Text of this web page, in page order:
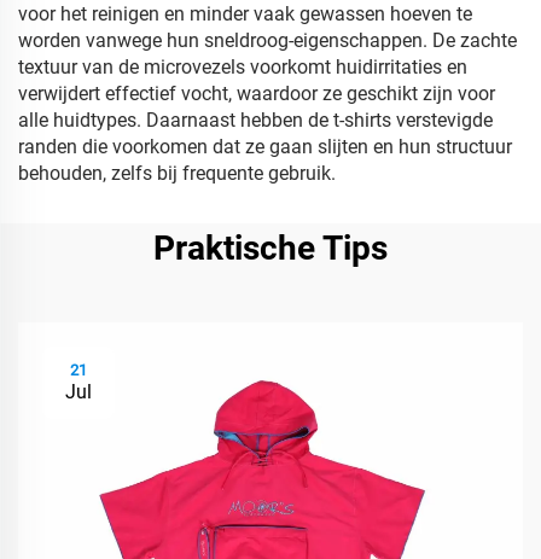
voor het reinigen en minder vaak gewassen hoeven te
worden vanwege hun sneldroog-eigenschappen. De zachte
textuur van de microvezels voorkomt huidirritaties en
verwijdert effectief vocht, waardoor ze geschikt zijn voor
alle huidtypes. Daarnaast hebben de t-shirts verstevigde
randen die voorkomen dat ze gaan slijten en hun structuur
behouden, zelfs bij frequente gebruik.
Praktische Tips
21
Jul